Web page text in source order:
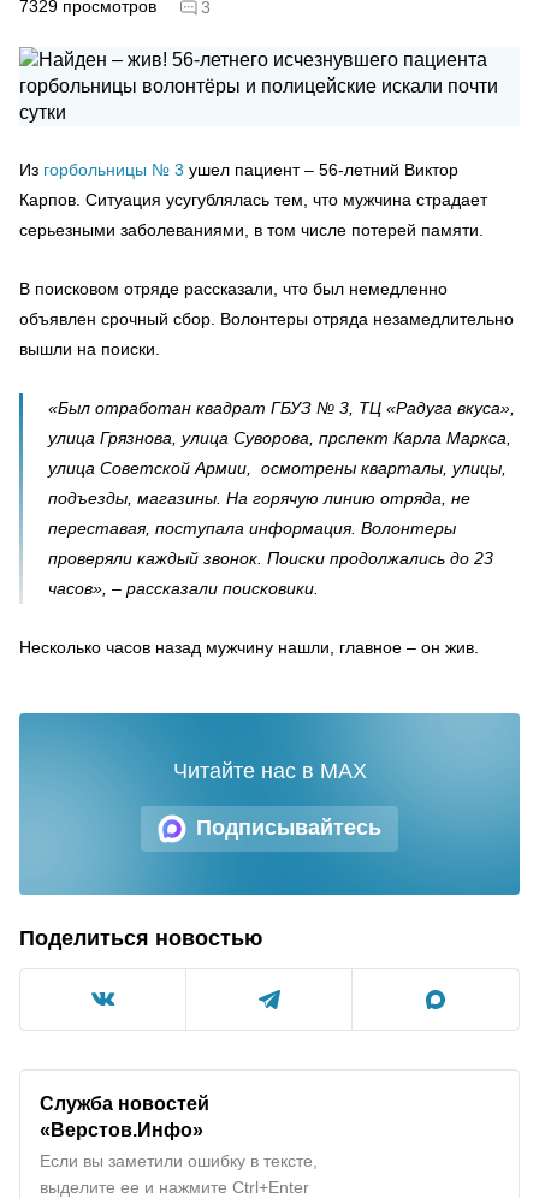
7329 просмотров 3
Из горбольницы № 3 ушел пациент – 56-летний Виктор
Карпов. Ситуация усугублялась тем, что мужчина страдает
серьезными заболеваниями, в том числе потерей памяти.
В поисковом отряде рассказали, что был немедленно
объявлен срочный сбор. Волонтеры отряда незамедлительно
вышли на поиски.
«Был отработан квадрат ГБУЗ № 3, ТЦ «Радуга вкуса»,
улица Грязнова, улица Суворова, прспект Карла Маркса,
улица Советской Армии, осмотрены кварталы, улицы,
подъезды, магазины. На горячую линию отряда, не
переставая, поступала информация. Волонтеры
проверяли каждый звонок. Поиски продолжались до 23
часов», – рассказали поисковики.
Несколько часов назад мужчину нашли, главное – он жив.
Подписывайтесь
Читайте нас в MAX
Поделиться новостью
Служба новостей
«Верстов.Инфо»
Если вы заметили ошибку в тексте,
выделите ее и нажмите Ctrl+Enter